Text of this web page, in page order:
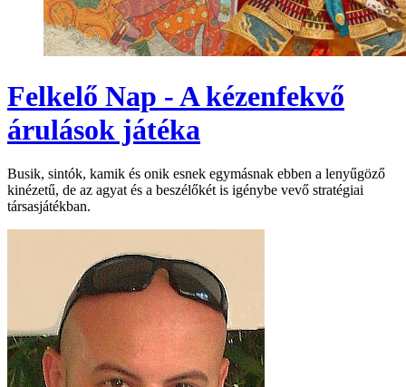
Felkelő Nap - A kézenfekvő
árulások játéka
Busik, sintók, kamik és onik esnek egymásnak ebben a lenyűgöző
kinézetű, de az agyat és a beszélőkét is igénybe vevő stratégiai
társasjátékban.